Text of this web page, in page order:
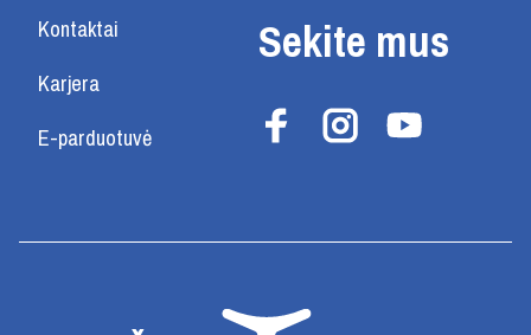
Kontaktai
Karjera
E-parduotuvė
Sekite mus